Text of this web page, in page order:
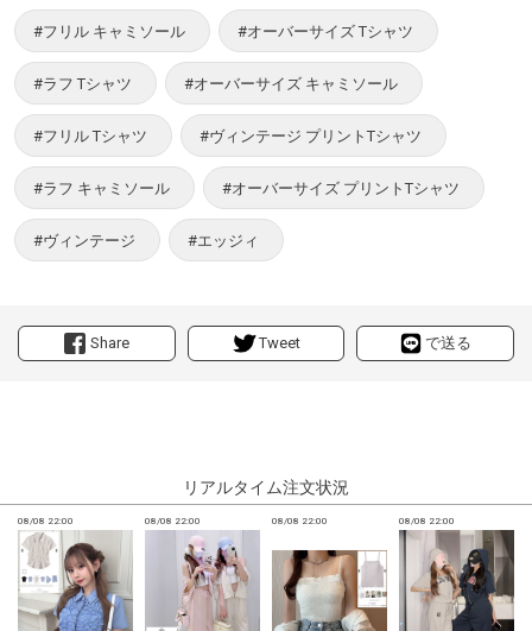
Share Tweet で送る
#フリル キャミソール #オーバーサイズ Tシャツ
#ラフ Tシャツ #オーバーサイズ キャミソール
#フリル Tシャツ #ヴィンテージ プリントTシャツ
#ラフ キャミソール #オーバーサイズ プリントTシャツ
#ヴィンテージ #エッジィ
リアルタイム注文状況
08/08 22:00 08/08 22:00 08/08 22:00 08/08 22:00